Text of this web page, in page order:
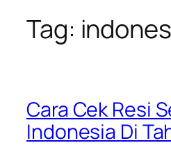
Tag:
Cara Cek Resi
Indonesia Di